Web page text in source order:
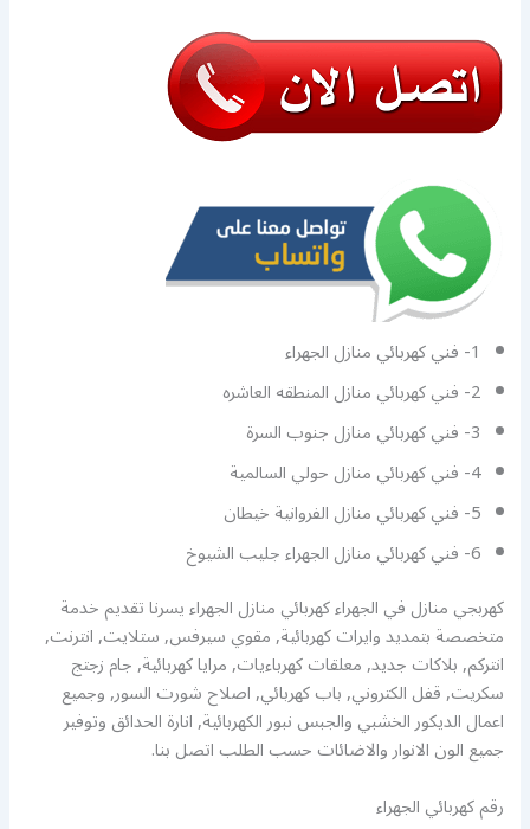
1- فني كهربائي منازل الجهراء
2- فني كهربائي منازل المنطقه العاشره
3- فني كهربائي منازل جنوب السرة
4- فني كهربائي منازل حولي السالمية
5- فني كهربائي منازل الفروانية خيطان
6- فني كهربائي منازل الجهراء جليب الشيوخ
كهربجي منازل في الجهراء كهربائي منازل الجهراء يسرنا تقديم خدمة
متخصصة بتمديد وايرات كهربائية, مقوي سيرفس, ستلايت, انترنت,
انتركم, بلاكات جديد, معلقات كهرباءيات, مرايا كهربائية, جام زجتج
سكريت, قفل الكتروني, باب كهربائي, اصلاح شورت السور, وجميع
اعمال الديكور الخشبي والجبس نبور الكهربائية, انارة الحدائق وتوفير
جميع الون الانوار والاضائات حسب الطلب اتصل بنا.
رقم كهربائي الجهراء